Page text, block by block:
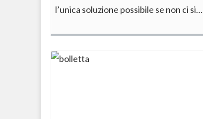
l’unica soluzione possibile se non ci si…